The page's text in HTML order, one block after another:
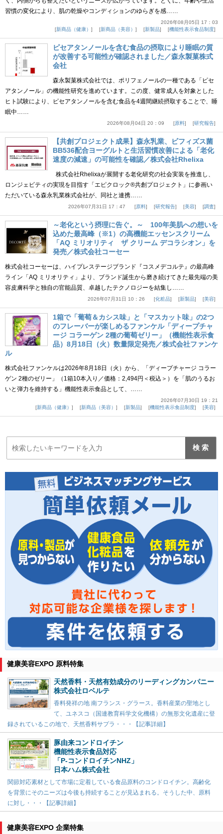
習慣の変化により、肌の乾燥やコンディションのゆらぎを感……
2026年08月05日 17：03
新商品（健康）
新商品（美容） 新製品 機能性表示食品制度
ピセアタンノールを含む食品の摂取により睡眠の質
が改善する可能性が確認されました／森永製菓株式
会社
森永製菓株式会社では、ポリフェノールの一種である「ピセ
アタンノール」の機能性研究を進めています。この度、健常成人を対象とした
ヒト試験により、ピセアタンノールを含む食品を4週間継続摂取することで、睡
眠中……
2026年08月04日 20：09 原料 研究報告
【共創プロジェクト成果】森永乳業、ビフィズス菌
BB536配合ヨーグルトと生活習慣改善による「老化
速度の減速」の可能性を確認／株式会社Rhelixa
株式会社Rhelixaが展開する老化研究の社会実装を推進し、
ロンジェビティの実現を目指す「エピクロック®共創プロジェクト」に参画い
ただいている森永乳業株式会社が、同社と連携……
2026年07月31日 17：47 原料 研究報告 美容 調査
～老化という摂理に告ぐ。～ 100年美肌への想いを
込めた最高峰（※1）の高機能エッセンスクリーム
「AQ ミリオリティ ザ クリーム デコラシオン」を
発売／株式会社コーセー
株式会社コーセーは、ハイプレステージブランド『コスメデコルテ』の最高峰
ライン「AQ ミリオリティ」より、ブランド誕生から磨き続けてきた最先端の美
容皮膚科学と独自の官能品質、卓越したテクノロジーを結集し……
2026年07月31日 10：26 化粧品 新製品 美容
1箱で「葡萄＆カシス味」と「マスカット味」の2つ
のフレーバーが楽しめるファンケル「ディープチャ
ージ コラーゲン 2種の葡萄ゼリー」（機能性表示食
品）8月18日（火）数量限定発売／株式会社ファンケ
ル
株式会社ファンケルは2026年8月18日（火）から、「ディープチャージ コラー
ゲン 2種のゼリー」（1箱10本入り／価格：2,494円＜税込＞）を「肌のうるお
いと弾力を維持する」機能性表示食品として、……
2026年07月30日 19：21
新商品（健康）
新商品（美容） 新製品 機能性表示食品制度 美容
健康美容EXPO 原料特集
天然香料・天然有効成分のリーディングカンパニー
株式会社ロベルテ
香料発祥の地 南フランス・グラース。香料産業の聖地とし
て、ユネスコ（国連教育科学文化機構）の無形文化遺産に登
録されているこの地で、天然香料サプラ・・・【記事詳細】
豚由来コンドロイチン
機能性表示食品対応
「P-コンドロイチンNHZ」
日本ハム株式会社
関節対応素材として市場に定着している食品原料のコンドロイチン。高齢化
を背景にそのニーズは今後も持続することが見込まれる。そうした中、原料
に対し・・・【記事詳細】
健康美容EXPO 企業特集